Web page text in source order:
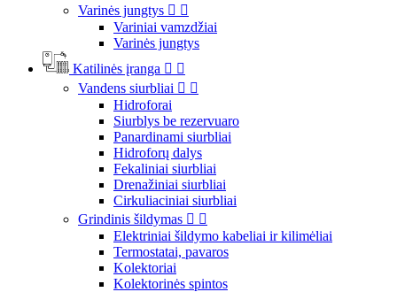
Varinės jungtys  
Variniai vamzdžiai
Varinės jungtys
Katilinės įranga  
Vandens siurbliai  
Hidroforai
Siurblys be rezervuaro
Panardinami siurbliai
Hidroforų dalys
Fekaliniai siurbliai
Drenažiniai siurbliai
Cirkuliaciniai siurbliai
Grindinis šildymas  
Elektriniai šildymo kabeliai ir kilimėliai
Termostatai, pavaros
Kolektoriai
Kolektorinės spintos